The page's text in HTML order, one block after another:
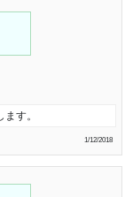
す。
1/12/2018